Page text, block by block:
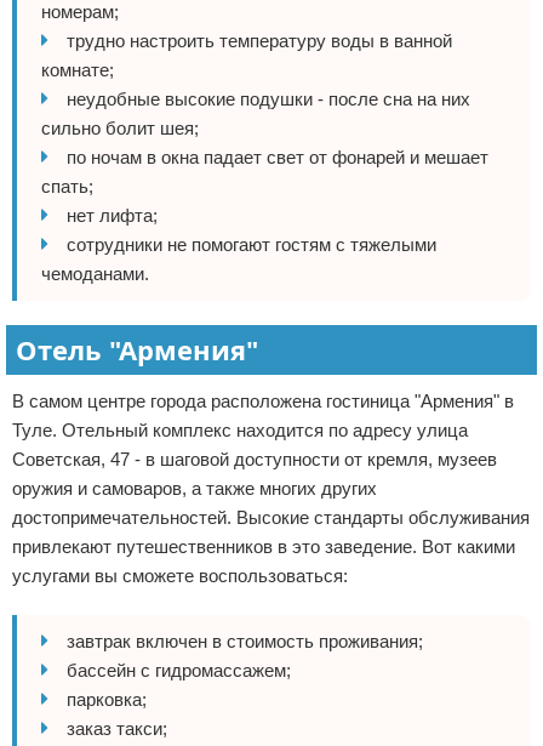
номерам;
трудно настроить температуру воды в ванной
комнате;
неудобные высокие подушки - после сна на них
сильно болит шея;
по ночам в окна падает свет от фонарей и мешает
спать;
нет лифта;
сотрудники не помогают гостям с тяжелыми
чемоданами.
Отель "Армения"
В самом центре города расположена гостиница "Армения" в
Туле. Отельный комплекс находится по адресу улица
Советская, 47 - в шаговой доступности от кремля, музеев
оружия и самоваров, а также многих других
достопримечательностей. Высокие стандарты обслуживания
привлекают путешественников в это заведение. Вот какими
услугами вы сможете воспользоваться:
завтрак включен в стоимость проживания;
бассейн с гидромассажем;
парковка;
заказ такси;